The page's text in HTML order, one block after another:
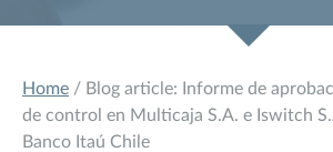
Home / Blog article: Informe de
de control en Multicaja S.A. e Iswitch
Banco Itaú Chile